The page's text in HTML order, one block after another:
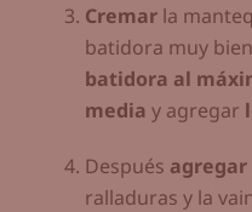
Cremar la
batidora muy
batidora al
media y agregar
Después agregar
ralladuras y la